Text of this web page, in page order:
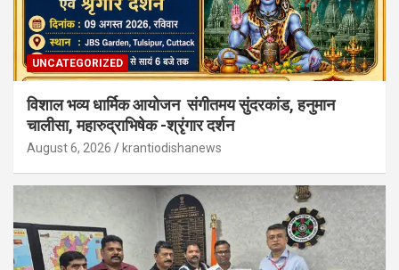
UNCATEGORIZED
विशाल भव्य धार्मिक आयोजन संगीतमय सुंदरकांड, हनुमान
चालीसा, महारुद्राभिषेक -श्रृंगार दर्शन
August 6, 2026 krantiodishanews